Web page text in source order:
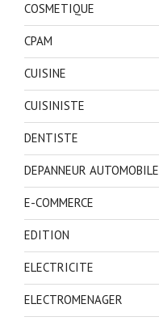
COSMETIQUE
CPAM
CUISINE
CUISINISTE
DENTISTE
DEPANNEUR AUTOMOBILE
E-COMMERCE
EDITION
ELECTRICITE
ELECTROMENAGER